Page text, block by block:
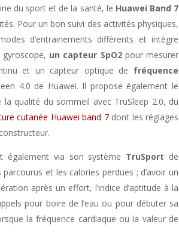
du sport et de la santé, le Huawei Band 7
Pour un bon suivi des activités physiques,
d’entrainements différents et intègre
un capteur SpO2pour mesurer
et un capteur optique de fréquence
4.0 de Huawei. Il propose également le
qualité du sommeil avec TruSleep 2.0, du
cutanée Huawei band 7dont les réglages
également via son système TruSport de
et les calories perdues ; d’avoir un
après un effort, l’indice d’aptitude à la
pour boire de l’eau ou pour débuter sa
la fréquence cardiaque ou la valeur de